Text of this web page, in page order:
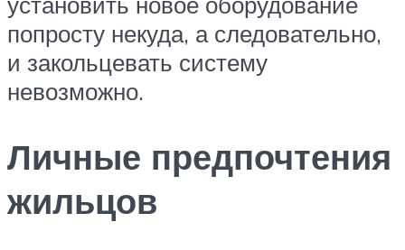
попросту некуда, а следовательно,
и закольцевать систему
невозможно.
Личные предпочтения
жильцов